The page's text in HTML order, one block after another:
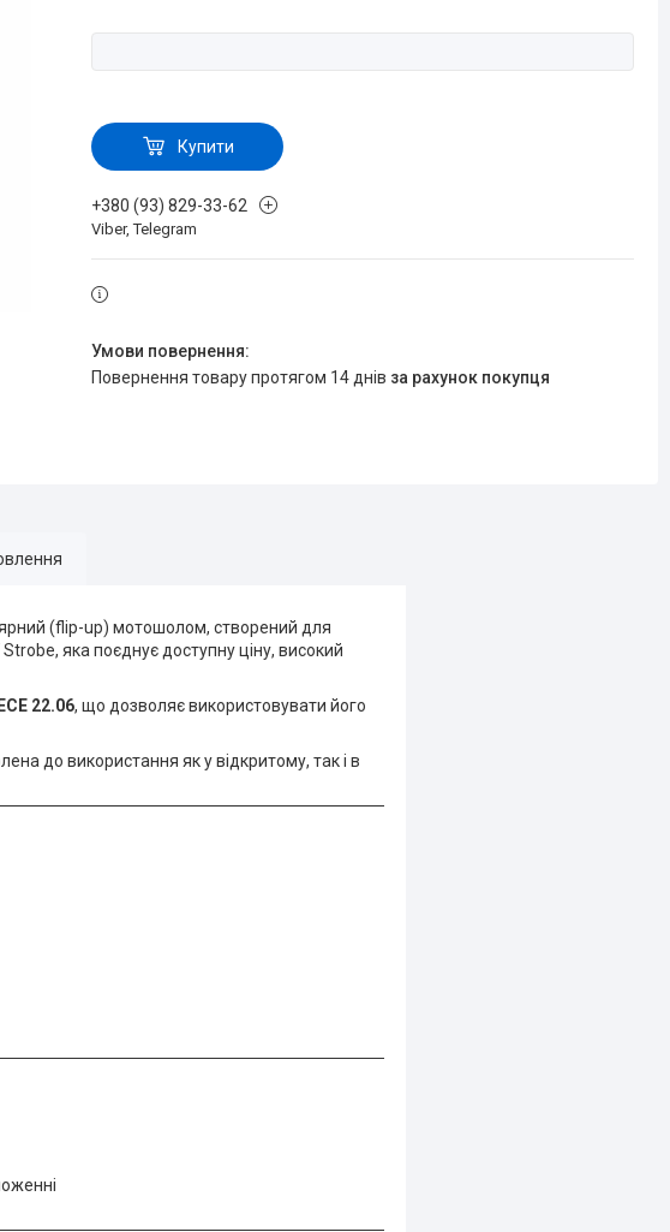
Купити
+380 (93) 829-33-62
Viber, Telegram
повернення товару протягом 14 днів за рахунок покупця
(flip-up) мотошолом, створений для
яка поєднує доступну ціну, високий
ECE 22.06, що дозволяє використовувати його
до використання як у відкритому, так і в